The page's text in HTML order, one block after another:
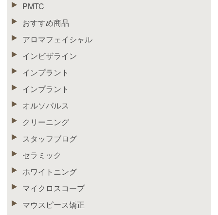
PMTC
おすすめ商品
アロマフェイシャル
インビザライン
インプラント
インプラント
オルソパルス
クリーニング
スタッフブログ
セラミック
ホワイトニング
マイクロスコープ
マウスピース矯正